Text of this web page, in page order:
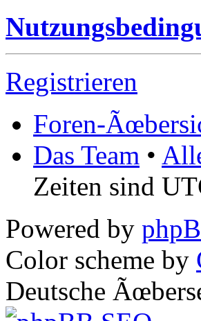
Registrieren
Foren-
Das Team •
Zeiten sind
Powered by
Color scheme by
Deutsche